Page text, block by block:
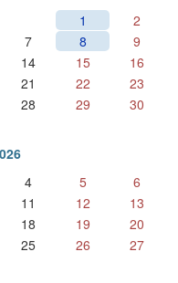
1
2
7 8
9
14 15
16
21 22
23
28 29
30
4 5
6
11 12
13
18 19
20
25 26
27